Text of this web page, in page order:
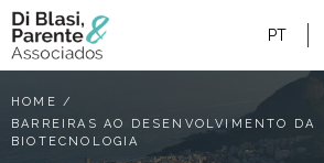
PT
HOME /
BARREIRAS AO DESENVOLVIMENTO DA
BIOTECNOLOGIA